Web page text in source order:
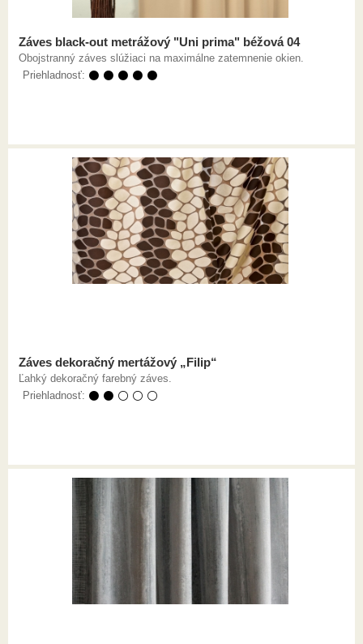
Záves black-out metrážový "Uni prima" béžová 04
Obojstranný záves slúžiaci na maximálne zatemnenie okien.
Priehladnosť: ⚫ ⚫ ⚫ ⚫ ⚫
Záves dekoračný mertážový „Filip“
Ľahký dekoračný farebný záves.
Priehladnosť: ⚫ ⚫ ⚪ ⚪ ⚪